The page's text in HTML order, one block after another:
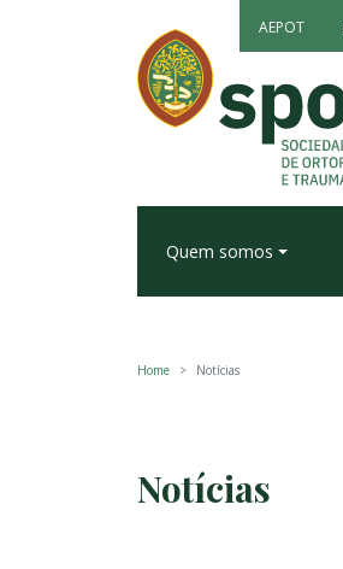
AEPOT
Quem somos
Home Notícias
Notícias